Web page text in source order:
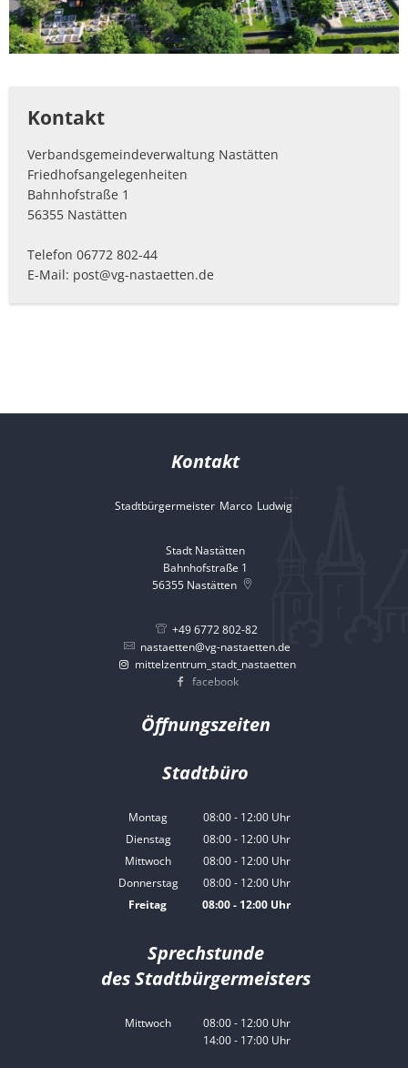
Kontakt
Verbandsgemeindeverwaltung Nastätten
Friedhofsangelegenheiten
Bahnhofstraße 1
56355 Nastätten
Telefon 06772 802-44
E-Mail: post@vg-nastaetten.de
Kontakt
Stadtbürgermeister Marco Ludwig
Stadt Nastätten
Bahnhofstraße 1
56355 Nastätten
+49 6772 802-82
nastaetten@vg-nastaetten.de
mittelzentrum_stadt_nastaetten
facebook
Öffnungszeiten
Stadtbüro
Montag 08:00- 12:00Uhr
Von 08:00 bis 12:00 Uhr
Dienstag 08:00- 12:00Uhr
Von 08:00 bis 12:00 Uhr
Mittwoch 08:00- 12:00Uhr
Von 08:00 bis 12:00 Uhr
Donnerstag 08:00- 12:00Uhr
Von 08:00 bis 12:00 Uhr
Freitag 08:00- 12:00 Uhr
Sprechstunde
des Stadtbürgermeisters
Mittwoch 08:00- 12:00Uhr
Von 08:00 bis 12:00 Uhr
14:00- 17:00Uhr